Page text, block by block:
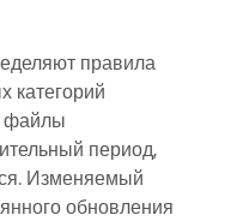
правила
категорий
файлы
период,
Изменяемый
обновления